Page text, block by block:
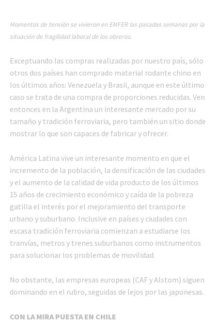
Momentos de tensión se vivieron en EMFER las pasadas semanas por la
situación de fragilidad laboral de los obreros.
Exceptuando las compras realizadas por nuestro país, sólo
otros dos países han comprado material rodante chino en
los últimos años: Venezuela y Brasil, aunque en este último
caso se trata de una compra de proporciones reducidas. Ven
entonces en la Argentina un interesante mercado por su
tamaño y tradición ferroviaria, pero también un sitio donde
mostrar lo que son capaces de fabricar y ofrecer.
América Latina vive un interesante momento en que el
incremento de la población, la densificación de las ciudades
y el aumento de la calidad de vida producto de los últimos
15 años de crecimiento económico y caída de la pobreza
gatilla el interés por el mejoramiento del transporte
urbano y suburbano. Inclusive en países y ciudades con
escasa tradición ferroviaria comienzan a estudiarse los
tranvías, metros y trenes suburbanos como instrumentos
para solucionar los problemas de movilidad.
No obstante, las empresas europeas (CAF y Alstom) siguen
dominando en el rubro, seguidas de lejos por las japonesas.
CON LA MIRA PUESTA EN CHILE